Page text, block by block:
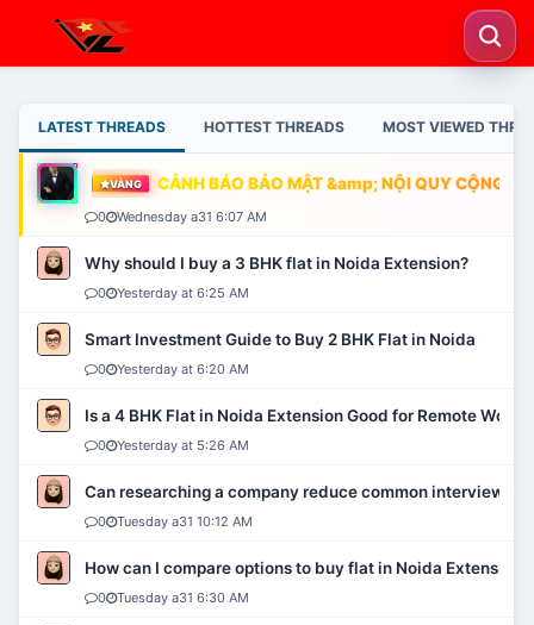
LATEST THREADS HOTTEST THREADS MOST VIEWED
VÀNG CẢNH BÁO BẢO MẬT &amp; NỘI QUY CỘNG
0 Wednesday a31 6:07 AM
Why should I buy a 3 BHK flat in Noida Extension?
0 Yesterday at 6:25 AM
Smart Investment Guide to Buy 2 BHK Flat in Noida
0 Yesterday at 6:20 AM
Is a 4 BHK Flat in Noida Extension Good for Remote Work?
0 Yesterday at 5:26 AM
Can researching a company reduce common interview
0 Tuesday a31 10:12 AM
How can I compare options to buy flat in Noida Extension?
0 Tuesday a31 6:30 AM